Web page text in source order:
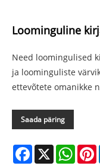
Loominguline
Need loomingulised
ja loominguliste
ettevõtete omanikke
Saada päring
Facebook
X